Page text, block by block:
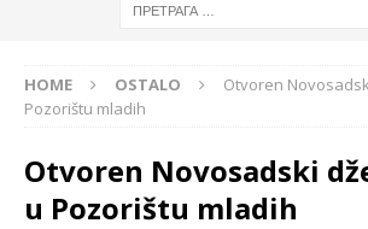
HOME OSTALO
Otvoren
Pozorištu mladih
Otvoren Novosadski
u Pozorištu mladih